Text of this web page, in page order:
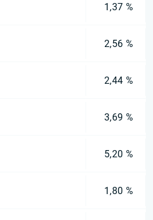
1,37 %
2,56 %
2,44 %
3,69 %
5,20 %
1,80 %